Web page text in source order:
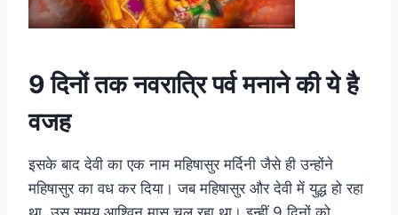
9 दिनों तक नवरात्रि पर्व मनाने की ये है
वजह
इसके बाद देवी का एक नाम महिषासुर मर्दिनी जैसे ही उन्होंने
महिषासुर का वध कर दिया। जब महिषासुर और देवी में युद्ध हो रहा